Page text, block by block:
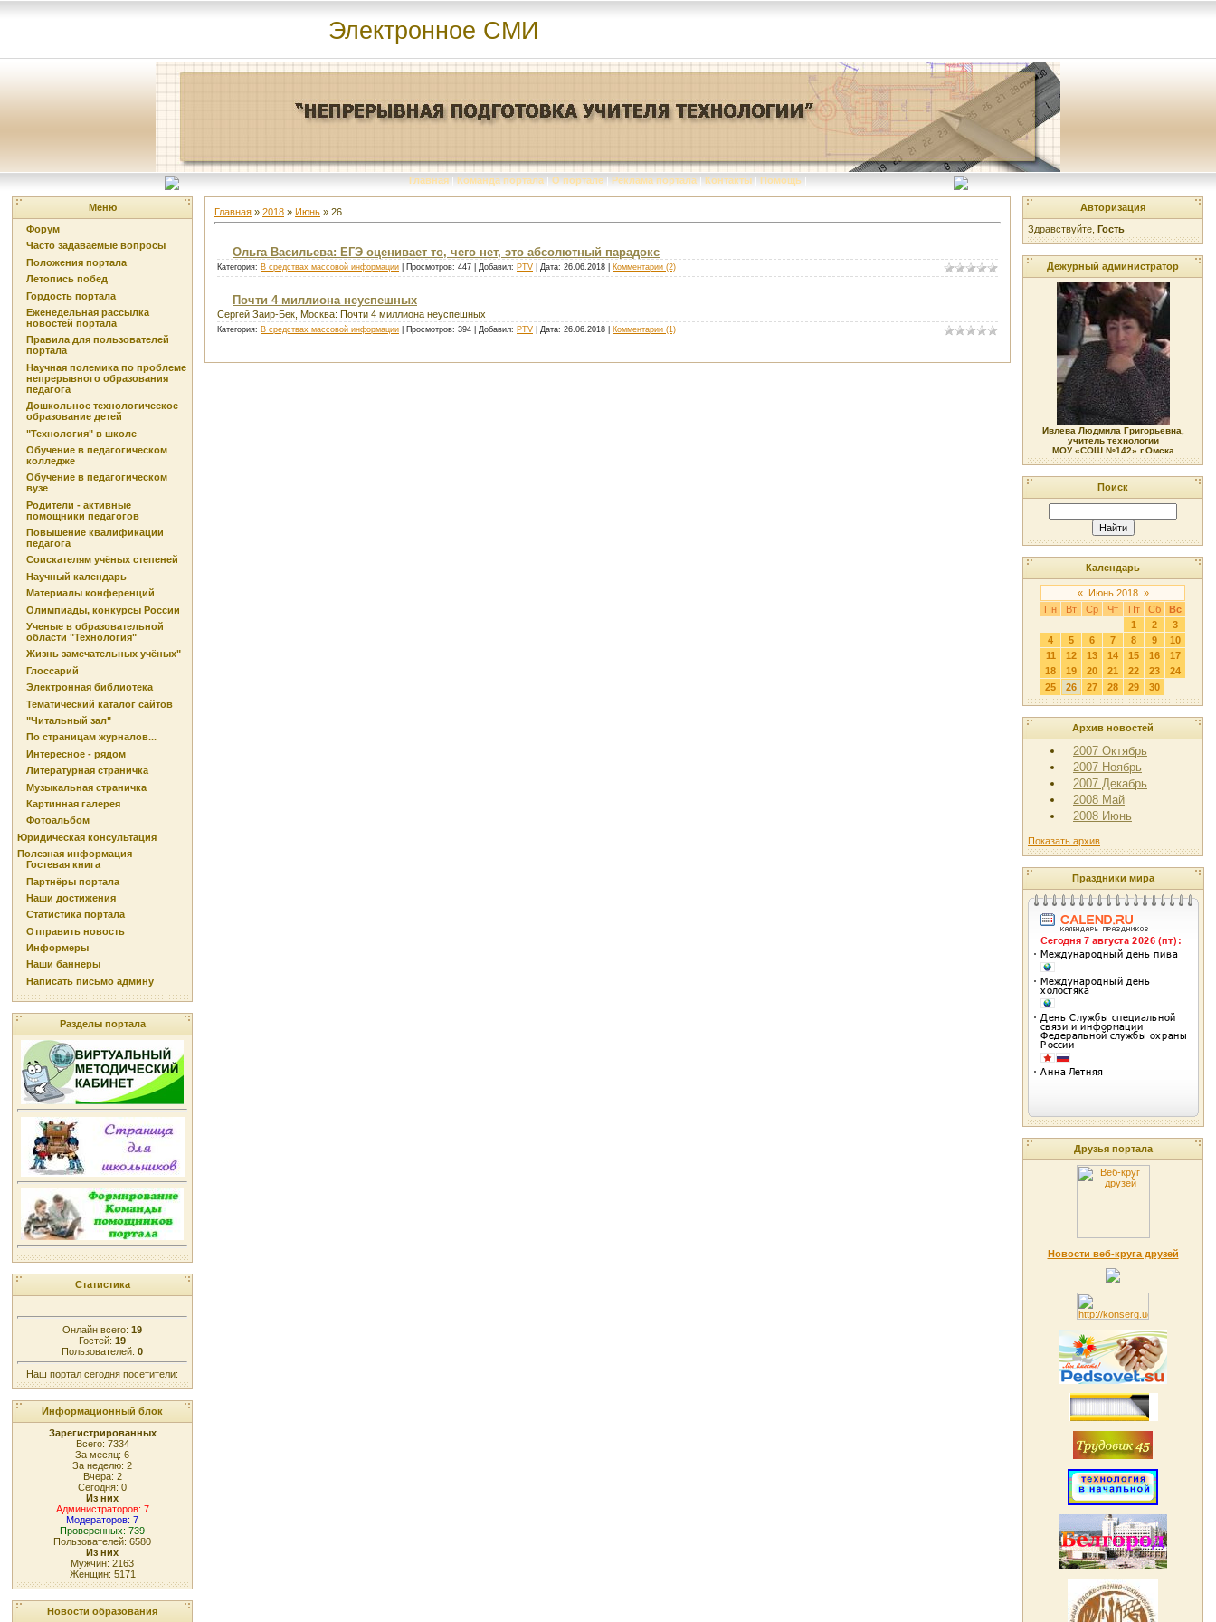
Электронное СМИ
Главная | Команда портала | О портале | Реклама портала | Контакты | Помощь |
Меню
Форум
Часто задаваемые вопросы
Положения портала
Летопись побед
Гордость портала
Еженедельная рассылка
новостей портала
Правила для пользователей
портала
Научная полемика по проблеме
непрерывного образования
педагога
Дошкольное технологическое
образование детей
"Технология" в школе
Обучение в педагогическом
колледже
Обучение в педагогическом
вузе
Родители - активные
помощники педагогов
Повышение квалификации
педагога
Соискателям учёных степеней
Научный календарь
Материалы конференций
Олимпиады, конкурсы России
Ученые в образовательной
области "Технология"
Жизнь замечательных учёных"
Глоссарий
Электронная библиотека
Тематический каталог сайтов
"Читальный зал"
По страницам журналов...
Интересное - рядом
Литературная страничка
Музыкальная страничка
Картинная галерея
Фотоальбом
Юридическая консультация
Полезная информация
Гостевая книга
Партнёры портала
Наши достижения
Статистика портала
Отправить новость
Информеры
Наши баннеры
Написать письмо админу
Разделы портала
Статистика
Онлайн всего: 19
Гостей: 19
Пользователей: 0
Наш портал сегодня посетители:
Информационный блок
Зарегистрированных
Всего: 7334
За месяц: 6
За неделю: 2
Вчера: 2
Сегодня: 0
Из них
Администраторов: 7
Модераторов: 7
Проверенных: 739
Пользователей: 6580
Из них
Мужчин: 2163
Женщин: 5171
Новости образования
Главная » 2018 » Июнь » 26
Ольга Васильева: ЕГЭ оценивает то, чего нет, это абсолютный парадокс
Категория: В средствах массовой информации | Просмотров: 447 | Добавил: PTV | Дата: 26.06.2018 Комментарии (2)
Почти 4 миллиона неуспешных
Сергей Заир-Бек, Москва: Почти 4 миллиона неуспешных
Категория: В средствах массовой информации | Просмотров: 394 | Добавил: PTV | Дата: 26.06.2018 Комментарии (1)
Авторизация
Здравствуйте, Гость
Дежурный администратор
Ивлева Людмила Григорьевна,
учитель технологии
МОУ «СОШ №142» г.Омска
Поиск
Календарь
« Июнь 2018 »
Пн
Вт Ср Чт Пт Сб
Вс
1
2
3
4
5 6 7 8 9
10
11
12 13 14 15 16
17
18
19 20 21 22 23
24
25
26 27 28 29 30
Архив новостей
2007 Октябрь
2007 Ноябрь
2007 Декабрь
2008 Май
2008 Июнь
Показать архив
Праздники мира
Друзья портала
Новости веб-круга друзей